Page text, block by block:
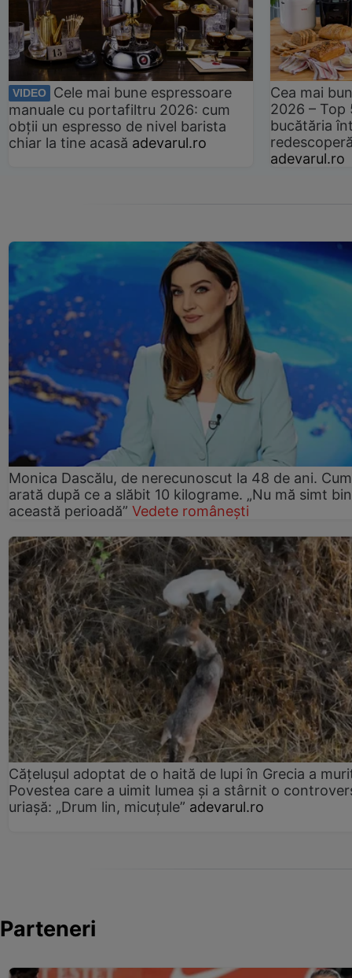
VIDEO
Cele mai bune espressoare
manuale cu portafiltru 2026: cum
obții un espresso de nivel barista
chiar la tine acasă adevarul.ro
Cea mai
2026 –
bucătăria
adevarul.ro
Monica Dascălu, de nerecunoscut la 48 de ani. Cum
arată după ce a slăbit 10 kilograme. „Nu mă simt
această perioadă” Vedete românești
Cățelușul adoptat de o haită de lupi în Grecia a
Povestea care a uimit lumea și a stârnit o
uriașă: „Drum lin, micuțule” adevarul.ro
Parteneri